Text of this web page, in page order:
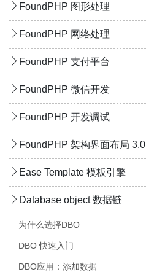
FoundPHP 图形处理
FoundPHP 网络处理
FoundPHP 支付平台
FoundPHP 微信开发
FoundPHP 开发调试
FoundPHP 架构界面布局 3.0
Ease Template 模板引擎
Database object 数据链
为什么选择DBO
DBO 快速入门
DBO应用：添加数据